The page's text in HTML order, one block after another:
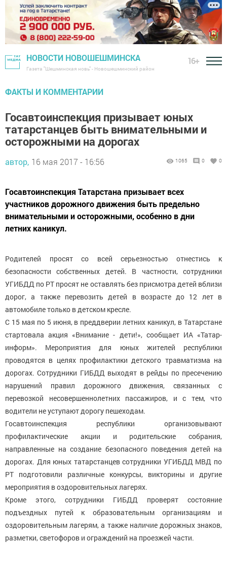
НОВОСТИ НОВОШЕШМИНСКА
Газета "Шешминская новь" - Новошешминский район
16+
ФАКТЫ И КОММЕНТАРИИ
Госавтоинспекция призывает юных
татарстанцев быть внимательными и
осторожными на дорогах
автор, 16 мая 2017 - 16:56 1065 0 0
Госавтоинспекция Татарстана призывает всех
участников дорожного движения быть предельно
внимательными и осторожными, особенно в дни
летних каникул.
Родителей просят со всей серьезностью отнестись к
безопасности собственных детей. В частности, сотрудники
УГИБДД по РТ просят не оставлять без присмотра детей вблизи
дорог, а также перевозить детей в возрасте до 12 лет в
автомобиле только в детском кресле.
С 15 мая по 5 июня, в преддверии летних каникул, в Татарстане
стартовала акция «Внимание - дети!», сообщает ИА «Татар-
информ». Мероприятия для юных жителей республики
проводятся в целях профилактики детского травматизма на
дорогах. Сотрудники ГИБДД выходят в рейды по пресечению
нарушений правил дорожного движения, связанных с
перевозкой несовершеннолетних пассажиров, и с тем, что
водители не уступают дорогу пешеходам.
Госавтоинспекция республики организовывают
профилактические акции и родительские собрания,
направленные на создание безопасного поведения детей на
дорогах. Для юных татарстанцев сотрудники УГИБДД МВД по
РТ подготовили различные конкурсы, викторины и другие
мероприятия в оздоровительных лагерях.
Кроме этого, сотрудники ГИБДД проверят состояние
подъездных путей к образовательным организациям и
оздоровительным лагерям, а также наличие дорожных знаков,
разметки, светофоров и ограждений на проезжей части.